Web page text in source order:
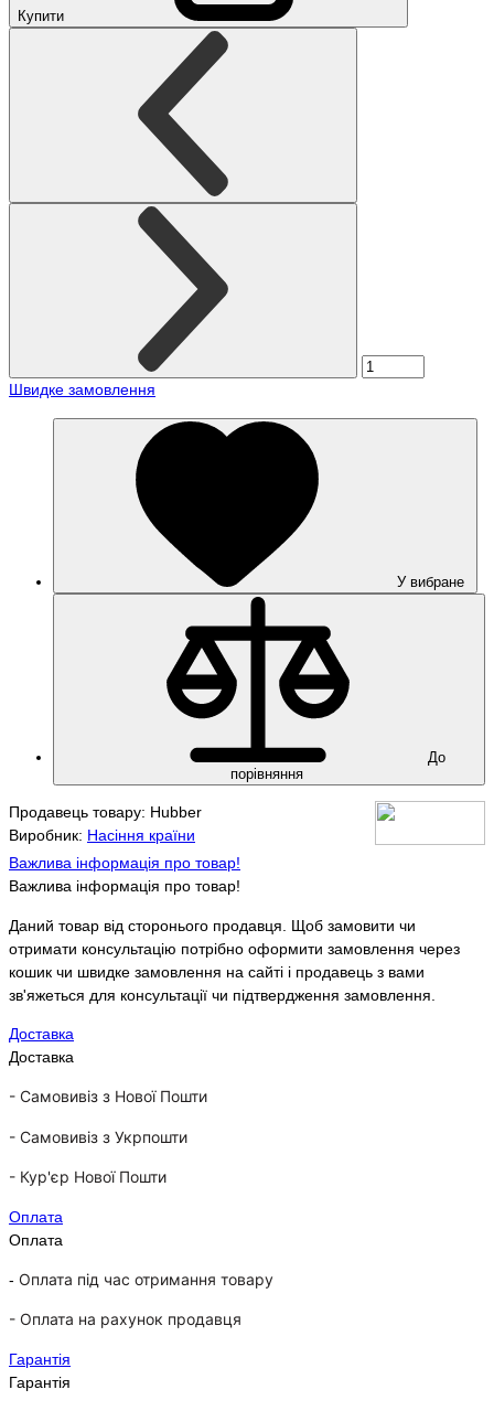
Купити
Швидке замовлення
У вибране
До
порівняння
Продавець товару: Hubber
Виробник: Насіння країни
Важлива інформація про товар!
Важлива інформація про товар!
Даний товар від сторонього продавця. Щоб замовити чи
отримати консультацію потрібно оформити замовлення через
кошик чи швидке замовлення на сайті і продавець з вами
зв'яжеться для консультації чи підтвердження замовлення.
Доставка
Доставка
- Самовивіз з Нової Пошти
- Самовивіз з Укрпошти
- Кур'єр Нової Пошти
Оплата
Оплата
- Оплата під час отримання товару
- Оплата на рахунок продавця
Гарантія
Гарантія